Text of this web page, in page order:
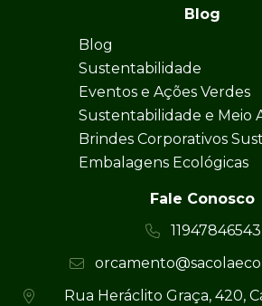
Blog
Blog
Sustentabilidade
Eventos e Ações Verdes
Sustentabilidade e Meio
Brindes Corporativos
Embalagens Ecológicas
Fale Conosco
11947846543
Rua Heráclito Graça, 420,